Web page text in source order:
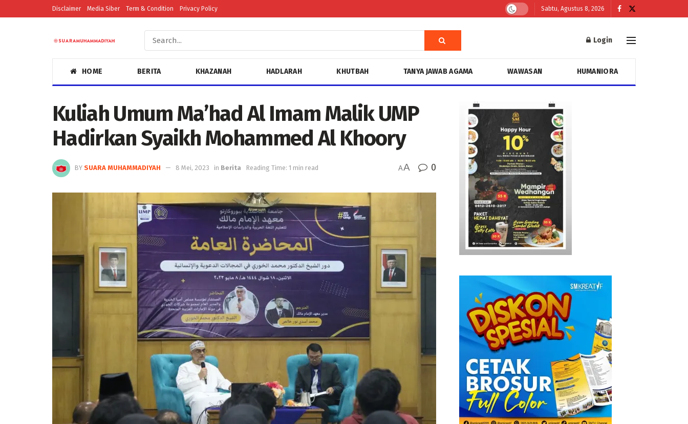
Disclaimer Media Siber Term & Condition Privacy Policy Sabtu, Agustus 8, 2026
Login
HOME BERITA KHAZANAH HADLARAH KHUTBAH TANYA JAWAB AGAMA WAWASAN HUMANIORA
Kuliah Umum Ma’had Al Imam Malik UMP
Hadirkan Syaikh Mohammed Al Khoory
BY SUARA MUHAMMADIYAH 8 Mei, 2023 in Berita Reading Time: 1 min read AA 0